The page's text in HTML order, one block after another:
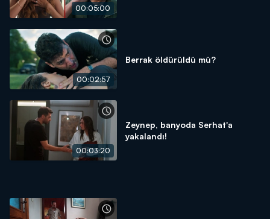
00:05:00
00:02:57
Berrak öldürüldü mü?
00:03:20
Zeynep, banyoda Serhat'a
yakalandı!